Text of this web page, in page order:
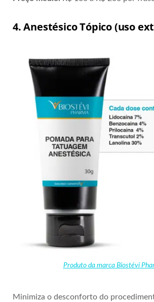
4. Anestésico Tópico (uso
Produto da marca Biostévi
Minimiza o desconforto do